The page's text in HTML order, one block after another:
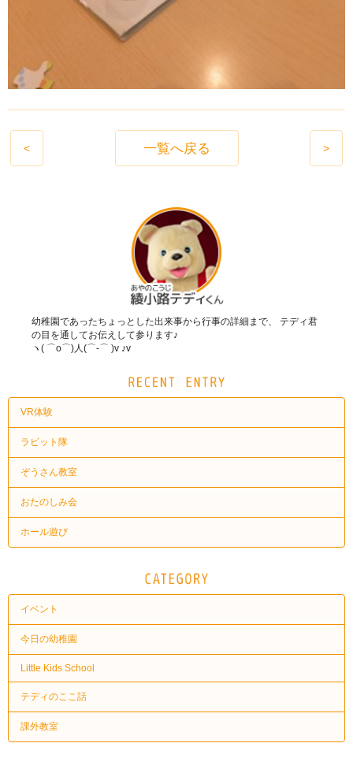
< 一覧へ戻る >
幼稚園であったちょっとした出来事から行事の詳細まで、 テディ君
の目を通してお伝えして参ります♪
ヽ( ⌒o⌒)人(⌒-⌒ )v ♪v
VR体験
ラビット隊
ぞうさん教室
おたのしみ会
ホール遊び
イベント
今日の幼稚園
Little Kids School
テディのここ話
課外教室